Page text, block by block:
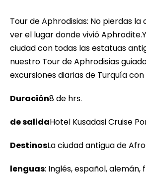
Tour de Aphrodisias: No pierdas
ver el lugar donde vivió
ciudad con todas las estatuas
nuestro Tour de Aphrodisias
excursiones diarias de Turquía con
Duración8 de hrs.
de salidaHotel Kusadasi Cruise
DestinosLa ciudad antigua de
lenguas: Inglés, español, alemán,